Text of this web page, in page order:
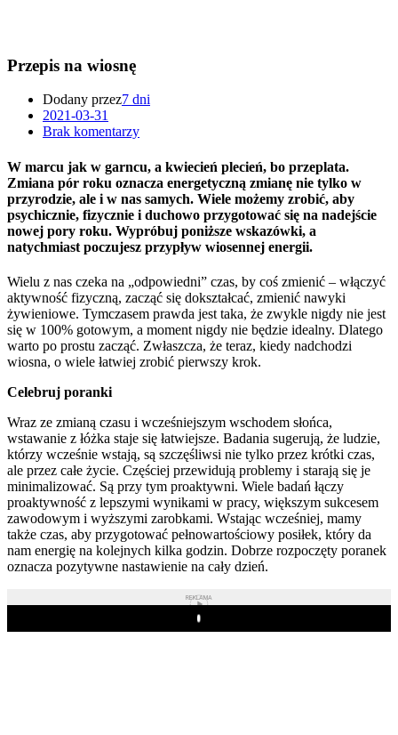
Przepis na wiosnę
Dodany przez7 dni
2021-03-31
Brak komentarzy
W marcu jak w garncu, a kwiecień plecień, bo przeplata.
Zmiana pór roku oznacza energetyczną zmianę nie tylko w
przyrodzie, ale i w nas samych. Wiele możemy zrobić, aby
psychicznie, fizycznie i duchowo przygotować się na nadejście
nowej pory roku. Wypróbuj poniższe wskazówki, a
natychmiast poczujesz przypływ wiosennej energii.
Wielu z nas czeka na „odpowiedni” czas, by coś zmienić – włączyć
aktywność fizyczną, zacząć się dokształcać, zmienić nawyki
żywieniowe. Tymczasem prawda jest taka, że zwykle nigdy nie jest
się w 100% gotowym, a moment nigdy nie będzie idealny. Dlatego
warto po prostu zacząć. Zwłaszcza, że teraz, kiedy nadchodzi
wiosna, o wiele łatwiej zrobić pierwszy krok.
Celebruj poranki
Wraz ze zmianą czasu i wcześniejszym wschodem słońca,
wstawanie z łóżka staje się łatwiejsze. Badania sugerują, że ludzie,
którzy wcześnie wstają, są szczęśliwsi nie tylko przez krótki czas,
ale przez całe życie. Częściej przewidują problemy i starają się je
minimalizować. Są przy tym proaktywni. Wiele badań łączy
proaktywność z lepszymi wynikami w pracy, większym sukcesem
zawodowym i wyższymi zarobkami. Wstając wcześniej, mamy
także czas, aby przygotować pełnowartościowy posiłek, który da
nam energię na kolejnych kilka godzin. Dobrze rozpoczęty poranek
oznacza pozytywne nastawienie na cały dzień.
REKLAMA
Play